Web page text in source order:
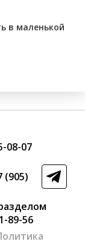
в маленькой
08-07
(905)
89-56